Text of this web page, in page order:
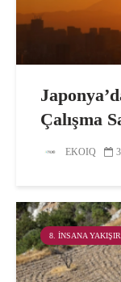
Çalışma
EKOIQ
8. İNSANA